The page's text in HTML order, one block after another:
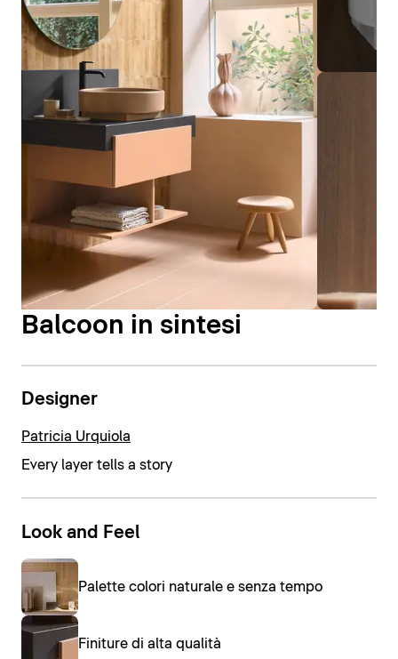
Balcoon in sintesi
Designer
Patricia Urquiola
Every layer tells a story
Look and Feel
Palette colori naturale e senza tempo
Finiture di alta qualità